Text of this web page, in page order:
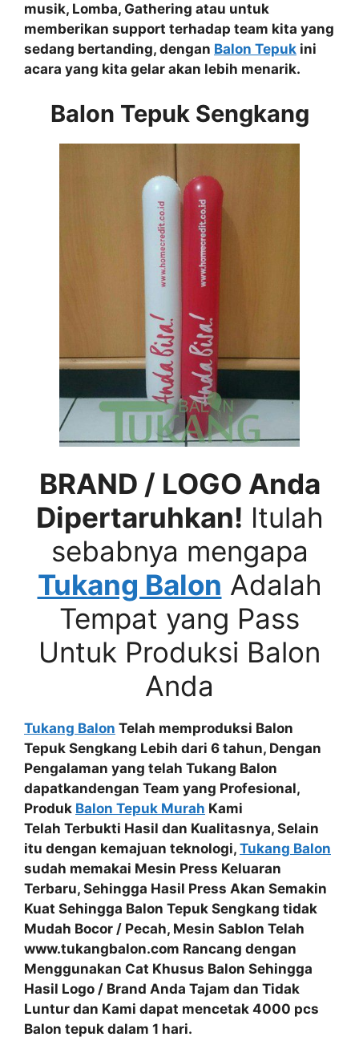
musik, Lomba, Gathering atau untuk
memberikan support terhadap team kita yang
sedang bertanding, dengan Balon Tepuk ini
acara yang kita gelar akan lebih menarik.
Balon Tepuk Sengkang
BRAND / LOGO Anda
Dipertaruhkan! Itulah
sebabnya mengapa
Tukang Balon Adalah
Tempat yang Pass
Untuk Produksi Balon
Anda
Tukang Balon Telah memproduksi Balon
Tepuk Sengkang Lebih dari 6 tahun, Dengan
Pengalaman yang telah Tukang Balon
dapatkandengan Team yang Profesional,
Produk Balon Tepuk Murah Kami
Telah Terbukti Hasil dan Kualitasnya, Selain
itu dengan kemajuan teknologi, Tukang Balon
sudah memakai Mesin Press Keluaran
Terbaru, Sehingga Hasil Press Akan Semakin
Kuat Sehingga Balon Tepuk Sengkang tidak
Mudah Bocor / Pecah, Mesin Sablon Telah
www.tukangbalon.com Rancang dengan
Menggunakan Cat Khusus Balon Sehingga
Hasil Logo / Brand Anda Tajam dan Tidak
Luntur dan Kami dapat mencetak 4000 pcs
Balon tepuk dalam 1 hari.